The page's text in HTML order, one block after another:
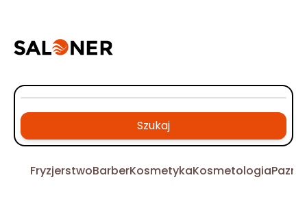
Szukaj
FryzjerstwoBarberKosmetykaKosmetologia